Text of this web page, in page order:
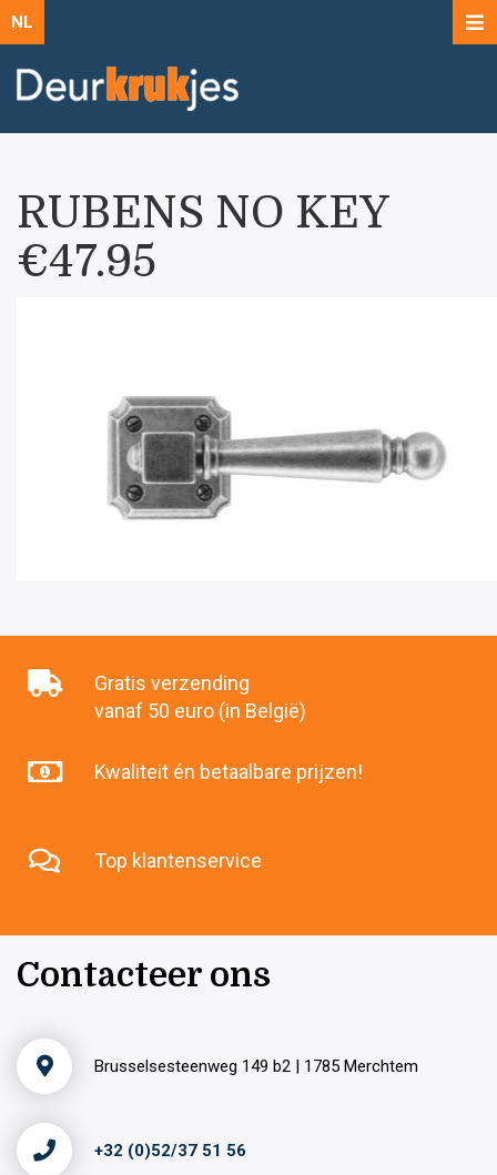
NL
RUBENS NO KEY
€47.95
Gratis verzending
vanaf 50 euro (in België)
Kwaliteit én betaalbare prijzen!
Top klantenservice
Contacteer ons
Brusselsesteenweg 149 b2 | 1785 Merchtem
+32 (0)52/37 51 56